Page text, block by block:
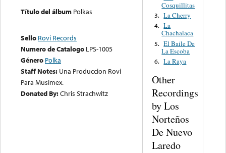
Título del álbum Polkas
Sello Rovi Records
Numero de Catalogo LPS-1005
Género Polka
Staff Notes: Una Produccion Rovi
Para Musimex.
Donated By:Chris Strachwitz
Cosquillitas
3. La Cherry
4. La
Chachalaca
5. El Baile De
La Escoba
6. La Raya
Other
Recordings
by Los
Norteños
De Nuevo
Laredo